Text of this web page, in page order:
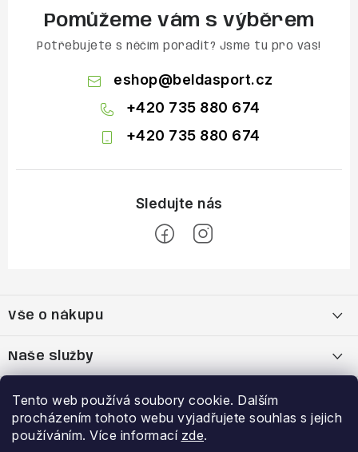
Tento web používá soubory cookie. Dalším
procházením tohoto webu vyjadřujete souhlas s jejich
používáním. Více informací zde.
Pomůžeme vám s výběrem
Potřebujete s něčím poradit? Jsme tu pro vás!
eshop@beldasport.cz
+420 735 880 674
+420 735 880 674
p
a
t
Vše o nákupu
Reklamační řád
Naše služby
Bootfitting - tvarování lyžařských bot
Výhody a slevy
Garance nejnižší ceny
Přihlášení